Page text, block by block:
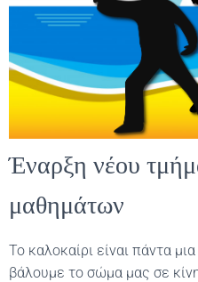
Έναρξη νέου
μαθημάτων
Το καλοκαίρι είναι πάντα
βάλουμε το σώμα μας σε